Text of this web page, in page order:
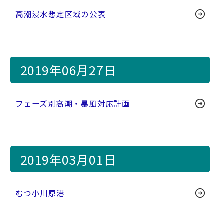
高潮浸水想定区域の公表
2019年06月27日
フェーズ別高潮・暴風対応計画
2019年03月01日
むつ小川原港